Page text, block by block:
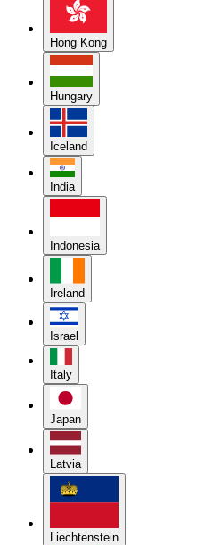
Hong Kong
Hungary
Iceland
India
Indonesia
Ireland
Israel
Italy
Japan
Latvia
Liechtenstein